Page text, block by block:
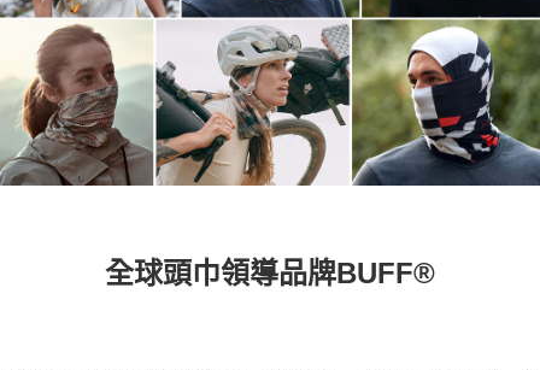
全球頭巾領導品牌BUFF®